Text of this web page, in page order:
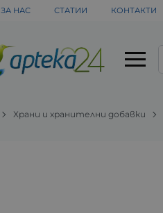
ЗА НАС СТАТИИ КОНТАКТИ
Храни и хранителни добавки